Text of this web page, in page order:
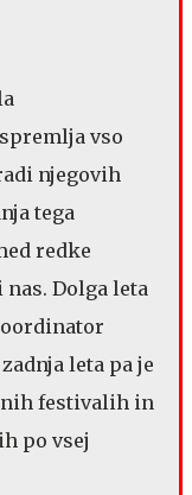
vso
njegovih
tega
redke
Dolga leta
leta pa je
festivalih in
po vsej